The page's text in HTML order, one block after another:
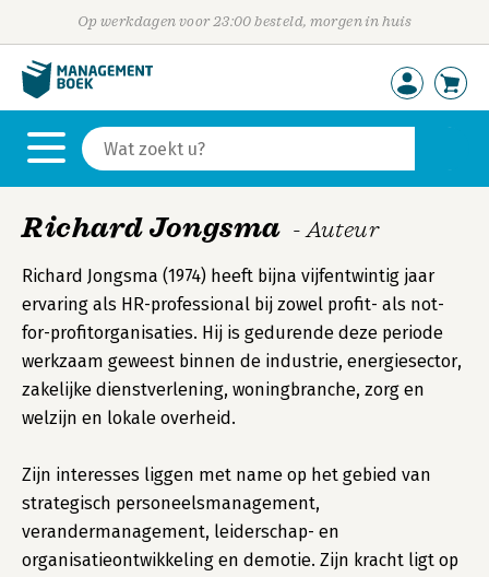
Op werkdagen voor 23:00 besteld, morgen in huis
Richard Jongsma - Auteur
Richard Jongsma (1974) heeft bijna vijfentwintig jaar
ervaring als HR-professional bij zowel profit- als not-
for-profitorganisaties. Hij is gedurende deze periode
werkzaam geweest binnen de industrie, energiesector,
zakelijke dienstverlening, woningbranche, zorg en
welzijn en lokale overheid.
Zijn interesses liggen met name op het gebied van
strategisch personeelsmanagement,
verandermanagement, leiderschap- en
organisatieontwikkeling en demotie. Zijn kracht ligt op